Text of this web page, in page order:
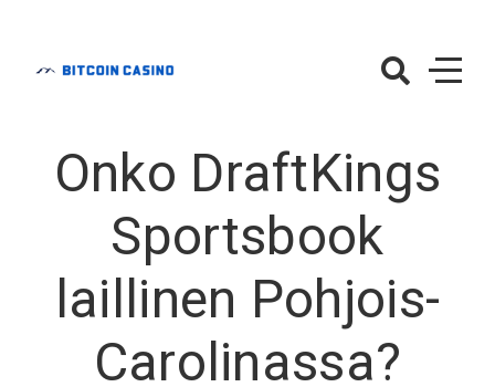
content
– Vedonlyönti
Verkossa
Onko DraftKings
Sportsbook
laillinen Pohjois-
Carolinassa?